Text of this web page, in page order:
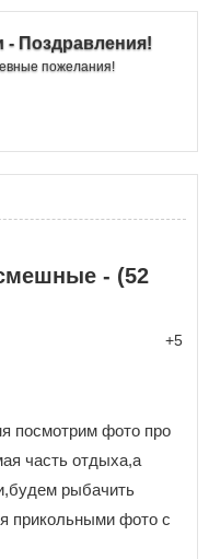
- Поздравления!
пожелания!
- (52
+5
посмотрим фото про
часть отдыха,а
рыбачить
прикольными фото с